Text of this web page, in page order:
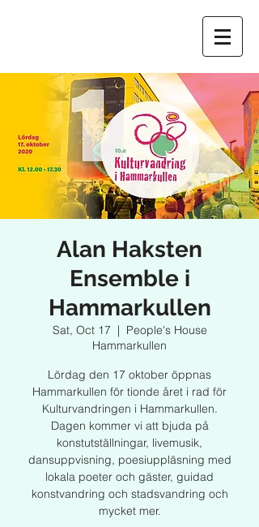
Alan Haksten
Ensemble i
Hammarkullen
Sat, Oct 17
  |
People's House
Hammarkullen
Lördag den 17 oktober öppnas
Hammarkullen för tionde året i rad för
Kulturvandringen i Hammarkullen.
Dagen kommer vi att bjuda på
konstutställningar, livemusik,
dansuppvisning, poesiuppläsning med
lokala poeter och gäster, guidad
konstvandring och stadsvandring och